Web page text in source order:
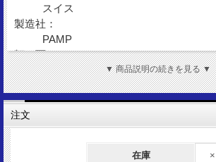
スイス
製造社：
PAMP
額 面：
1g
金 性：
Gold999.9
図 柄：
▼ 商品説明の続きを見る ▼
注文
在庫 ×